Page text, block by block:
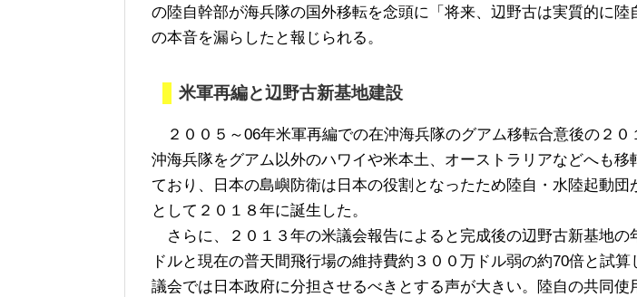
の陸自幹部が海兵隊の国外移転を念頭に「将来、辺野古は実質的に陸
の本音を漏らしたと報じられる。
米軍再編と辺野古新基地建設
２００５～06年米軍再編での在沖海兵隊のグアム移転合意後の２０
沖海兵隊をグアム以外のハワイや米本土、オーストラリアなどへも移
ており、日本の島嶼防衛は日本の役割となったため陸自・水陸起動団
として２０１８年に誕生した。
さらに、２０１３年の米議会報告によると完成後の辺野古新基地の
ドルと現在の普天間飛行場の維持費約３００万ドル弱の約70倍と試算
議会では日本政府に分担させるべきとする声が大きい。陸自の共同使